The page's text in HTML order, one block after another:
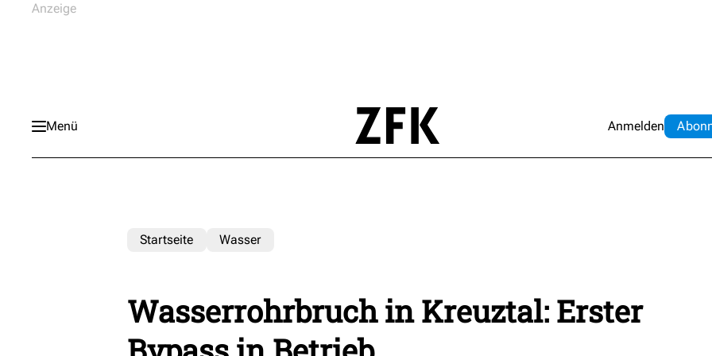
Menü Anmelden Abo
Startseite Wasser
Wasserrohrbruch in Kreuztal: Erster